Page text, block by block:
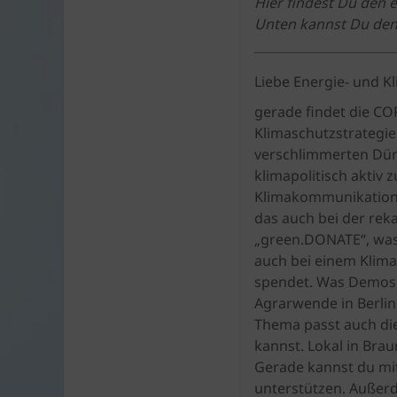
Unten kannst Du
Liebe Energie- und
gerade findet die
verschlimmerten
klimapolitisch aktiv
das auch bei der
„green.DONATE“,
auch bei einem
spendet. Was
Agrarwende in
Thema passt auch
kannst. Lokal in
Gerade kannst du
unterstützen.